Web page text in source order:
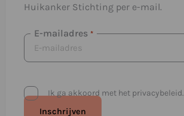
Huikanker Stichting per e-mail.
E-mailadres *
Privacybeleid
Ik ga akkoord met het privacybeleid.